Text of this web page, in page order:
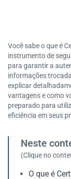
Você sabe o que é
instrumento de
para garantir a
informações
explicar
vantagens e como
preparado para
eficiência em seus
Neste
(Clique no
O que é